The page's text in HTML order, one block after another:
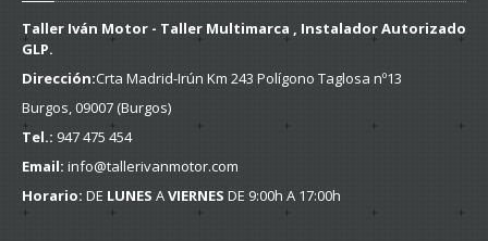
Taller Iván Motor - Taller Multimarca , Instalador Autorizado
GLP.
Dirección:Crta Madrid-Irún Km 243 Polígono Taglosa nº13
Burgos, 09007 (Burgos)
Tel.: 947 475 454
Email: info@tallerivanmotor.com
Horario: DE LUNES AVIERNES DE 9:00h A 17:00h